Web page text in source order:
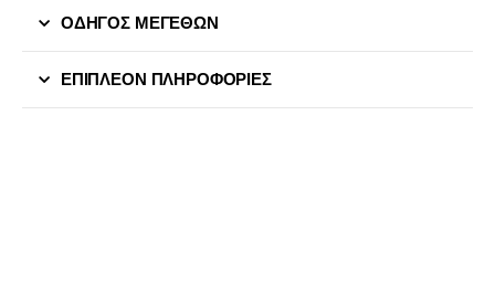
ΟΔΗΓΟΣ ΜΕΓΕΘΩΝ
ΕΠΙΠΛΈΟΝ ΠΛΗΡΟΦΟΡΊΕΣ